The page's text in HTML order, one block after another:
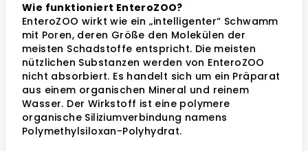
Wie funktioniert EnteroZOO?
EnteroZOO wirkt wie ein „intelligenter“ Schwamm
mit Poren, deren Größe den Molekülen der
meisten Schadstoffe entspricht. Die meisten
nützlichen Substanzen werden von EnteroZOO
nicht absorbiert. Es handelt sich um ein Präparat
aus einem organischen Mineral und reinem
Wasser. Der Wirkstoff ist eine polymere
organische Siliziumverbindung namens
Polymethylsiloxan-Polyhydrat.